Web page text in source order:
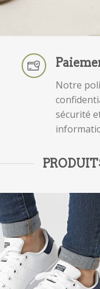
Notre
sécurité